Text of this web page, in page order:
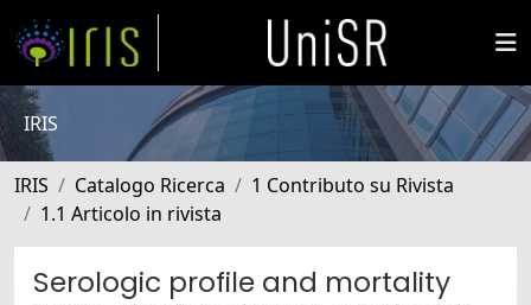
IRIS
IRIS Catalogo Ricerca
1 Contributo su Rivista
1.1 Articolo in rivista
Serologic profile and mortality